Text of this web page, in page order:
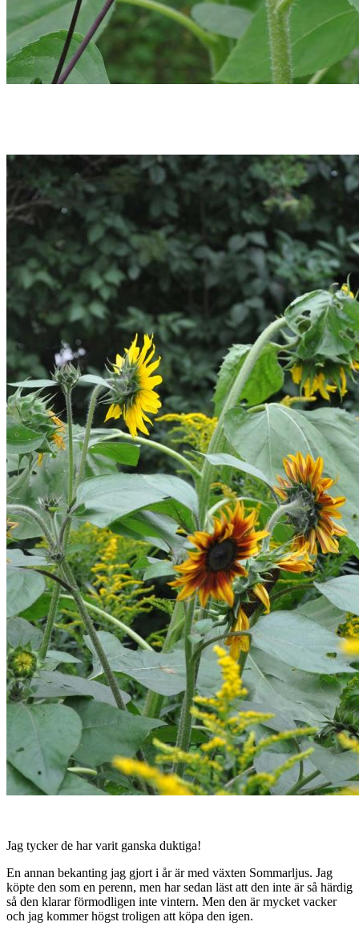
Jag tycker de har varit ganska duktiga!
En annan bekanting jag gjort i år är med växten Sommarljus. Jag
köpte den som en perenn, men har sedan läst att den inte är så härdig
så den klarar förmodligen inte vintern. Men den är mycket vacker
och jag kommer högst troligen att köpa den igen.